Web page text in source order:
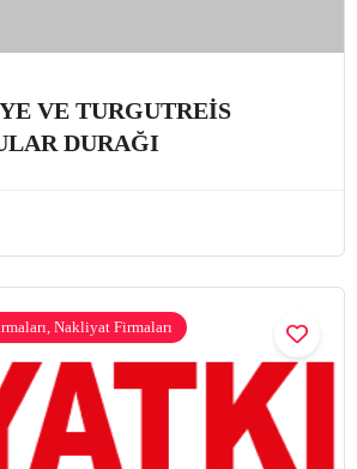
VE TURGUTREİS
DURAĞI
Nakliyat Firmaları